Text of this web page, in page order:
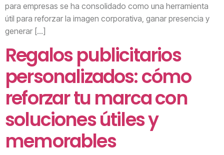
para empresas se ha consolidado como una herramienta
útil para reforzar la imagen corporativa, ganar presencia y
generar […]
Regalos publicitarios
personalizados: cómo
reforzar tu marca con
soluciones útiles y
memorables